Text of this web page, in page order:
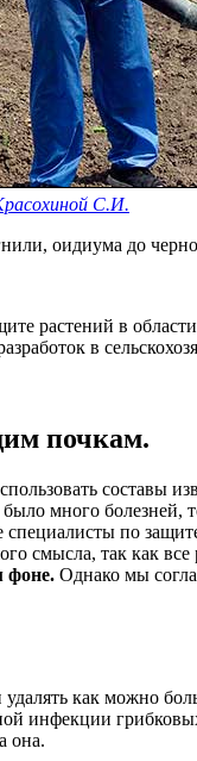
С.И.
оидиума до
в
в
почкам.
составы
много
по
смысла, так как
фоне. Однако мы
как можно
инфекции
она.